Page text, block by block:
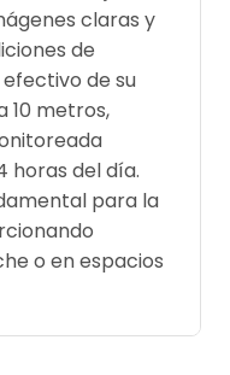
claras y
de
de su
10 metros,
horas del día.
para la
o en espacios